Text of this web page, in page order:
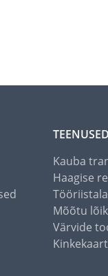
TEENUSED
Kauba
Haagise
Mõõtu
Värvide
Kinkekaart